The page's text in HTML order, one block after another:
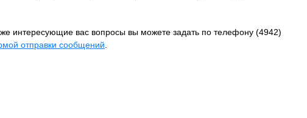
интересующие вас вопросы вы можете задать по телефону (4942)
отправки сообщений